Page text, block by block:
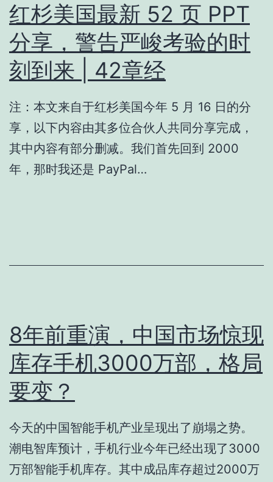
红杉美国最新 52 页 PPT
分享，警告严峻考验的时
刻到来 | 42章经
注：本文来自于红杉美国今年 5 月 16 日的分
享，以下内容由其多位合伙人共同分享完成，
其中内容有部分删减。我们首先回到 2000
年，那时我还是 PayPal…
8年前重演，中国市场惊现
库存手机3000万部，格局
要变？
今天的中国智能手机产业呈现出了崩塌之势。
潮电智库预计，手机行业今年已经出现了3000
万部智能手机库存。其中成品库存超过2000万